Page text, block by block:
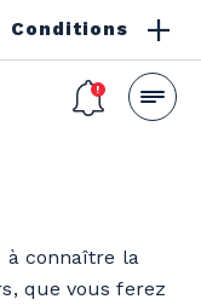
Conditions
à connaître la
que vous ferez